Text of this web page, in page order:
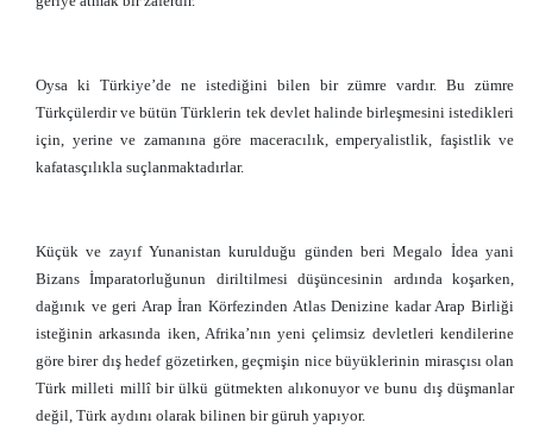
Oysa ki Türkiye’de ne istediğini bilen bir zümre vardır. Bu zümre
Türkçülerdir ve bütün Türklerin tek devlet halinde birleşmesini istedikleri
için, yerine ve zamanına göre maceracılık, emperyalistlik, faşistlik ve
kafatasçılıkla suçlanmaktadırlar.
Küçük ve zayıf Yunanistan kurulduğu günden beri Megalo İdea yani
Bizans İmparatorluğunun diriltilmesi düşüncesinin ardında koşarken,
dağınık ve geri Arap İran Körfezinden Atlas Denizine kadar Arap Birliği
isteğinin arkasında iken, Afrika’nın yeni çelimsiz devletleri kendilerine
göre birer dış hedef gözetirken, geçmişin nice büyüklerinin mirasçısı olan
Türk milleti millî bir ülkü gütmekten alıkonuyor ve bunu dış düşmanlar
değil, Türk aydını olarak bilinen bir güruh yapıyor.